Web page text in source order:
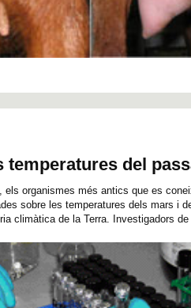
temperatures del
els organismes més antics que es
sobre les temperatures dels mars i
climàtica de la Terra. Investigadors de